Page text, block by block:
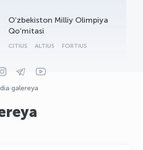
O‘zbekiston Milliy Olimpiya
Qo‘mitasi
CITIUS ALTIUS FORTIUS
galereya
- yordamchi